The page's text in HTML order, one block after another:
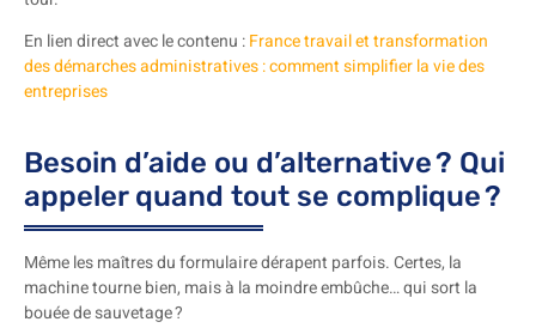
En lien direct avec le contenu :France travail et transformation
des démarches administratives : comment simplifier la vie des
entreprises
Besoin d’aide ou d’alternative ? Qui
appeler quand tout se complique ?
Même les maîtres du formulaire dérapent parfois. Certes, la
machine tourne bien, mais à la moindre embûche… qui sort la
bouée de sauvetage ?